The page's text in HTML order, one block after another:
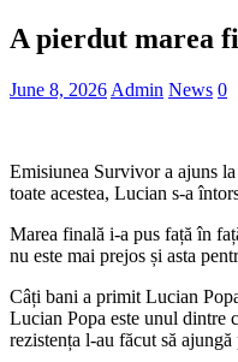
A pierdut marea
June 8, 2026 Admin News 0
Emisiunea Survivor a ajuns
toate acestea, Lucian s-a
Marea finală i-a pus față în
nu este mai prejos și asta
Câți bani a primit Lucian
Lucian Popa este unul dintre
rezistența l-au făcut să